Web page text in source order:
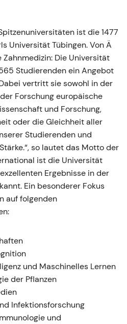
ist die 1477
Universität Tübingen. Von Ä
Die Universität
Studierenden ein Angebot
vertritt sie sowohl in der
Forschung europäische
und Forschung,
oder die Gleichheit aller
Studierenden und
so lautet das Motto der
ist die Universität
Ergebnisse in der
Ein besonderer Fokus
auf folgenden
und Maschinelles Lernen
der Pflanzen
Infektionsforschung
und